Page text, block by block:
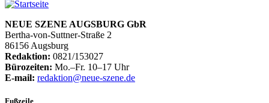
NEUE SZENE AUGSBURG GbR
Bertha-von-Suttner-Straße 2
86156 Augsburg
Redaktion: 0821/153027
Bürozeiten: Mo.–Fr. 10–17 Uhr
E-mail: redaktion@neue-szene.de
Fußzeile